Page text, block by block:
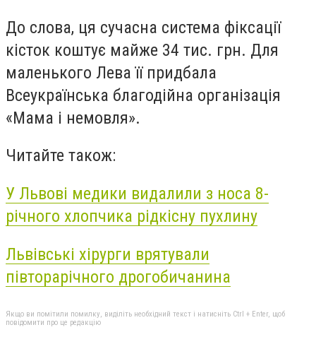
До слова, ця сучасна система фіксації
кісток коштує майже 34 тис. грн. Для
маленького Лева її придбала
Всеукраїнська благодійна організація
«Мама і немовля».
Читайте також:
У Львові медики видалили з носа 8-
річного хлопчика рідкісну пухлину
Львівські хірурги врятували
півторарічного дрогобичанина
Якщо ви помітили помилку, виділіть необхідний текст і натисніть Ctrl + Enter, щоб
повідомити про це редакцію